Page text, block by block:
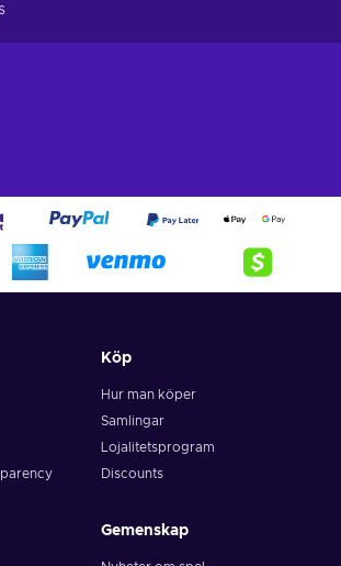
Köp
Hur man köper
Samlingar
Lojalitetsprogram
Discounts
Gemenskap